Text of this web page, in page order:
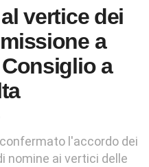
vertice dei
a
a
l'accordo dei
nomine ai vertici delle